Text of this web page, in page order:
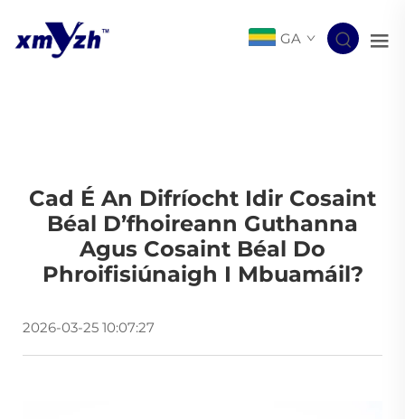
GA
Cad É An Difríocht Idir Cosaint
Béal D’fhoireann Guthanna
Agus Cosaint Béal Do
Phroifisiúnaigh I Mbuamáil?
2026-03-25 10:07:27